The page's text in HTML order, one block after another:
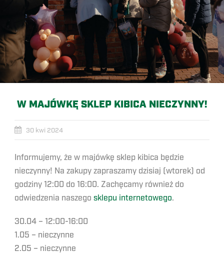
W MAJÓWKĘ SKLEP KIBICA NIECZYNNY!
30 kwi 2024
Informujemy, że w majówkę sklep kibica będzie
nieczynny! Na zakupy zapraszamy dzisiaj (wtorek) od
godziny 12:00 do 16:00. Zachęcamy również do
odwiedzenia naszego sklepu internetowego.
30.04 – 12:00-16:00
1.05 – nieczynne
2.05 – nieczynne